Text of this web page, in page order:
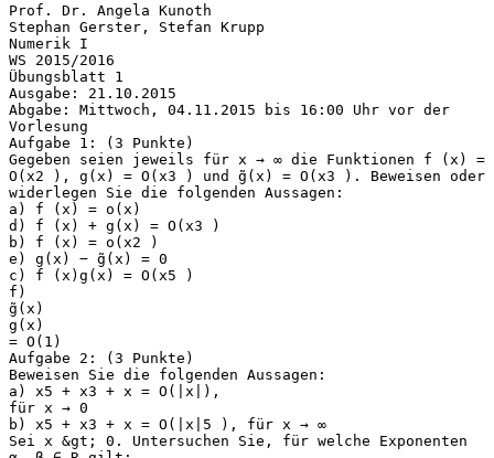
Prof. Dr. Angela Kunoth
Stephan Gerster, Stefan Krupp
Numerik I
WS 2015/2016
Übungsblatt 1
Ausgabe: 21.10.2015
Abgabe: Mittwoch, 04.11.2015 bis 16:00 Uhr vor der
Vorlesung
Aufgabe 1: (3 Punkte)
Gegeben seien jeweils für x → ∞ die Funktionen f (x) =
O(x2 ), g(x) = O(x3 ) und g̃(x) = O(x3 ). Beweisen oder
widerlegen Sie die folgenden Aussagen:
a) f (x) = o(x)
d) f (x) + g(x) = O(x3 )
b) f (x) = o(x2 )
e) g(x) − g̃(x) = 0
c) f (x)g(x) = O(x5 )
f)
g̃(x)
g(x)
= O(1)
Aufgabe 2: (3 Punkte)
Beweisen Sie die folgenden Aussagen:
a) x5 + x3 + x = O(|x|),
für x → 0
b) x5 + x3 + x = O(|x|5 ), für x → ∞
Sei x &gt; 0. Untersuchen Sie, für welche Exponenten